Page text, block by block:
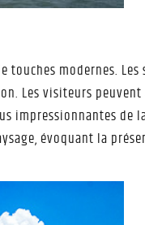
modernes. Les
Les visiteurs peuvent
impressionnantes de
évoquant la